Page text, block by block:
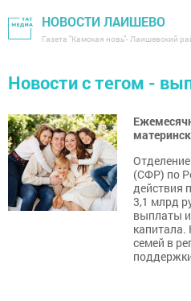
НОВОСТИ ЛАИШЕВО
Газета "Камская новь"- Лаишевский
Новости с тегом -
(СФР) по
действия
3,1 млрд
выплаты
семей в